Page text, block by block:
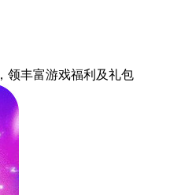
，领丰富游戏福利 及礼包